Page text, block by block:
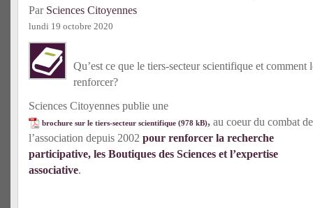
Par Sciences Citoyennes
lundi 19 octobre 2020
Qu’est ce que le tiers-secteur scientifique et comment
renforcer?
Sciences Citoyennes publie une
brochure sur le tiers-secteur scientifique , au coeur du combat de
l’association depuis 2002 pour renforcer la recherche
participative, les Boutiques des Sciences et l’expertise
associative.